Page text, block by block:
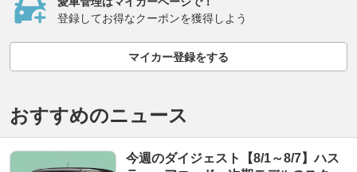
登録してお得なクーポンを獲得しよう
マイカー登録をする
おすすめのニュース
今週のダイジェスト【8/1～8/7】ハス